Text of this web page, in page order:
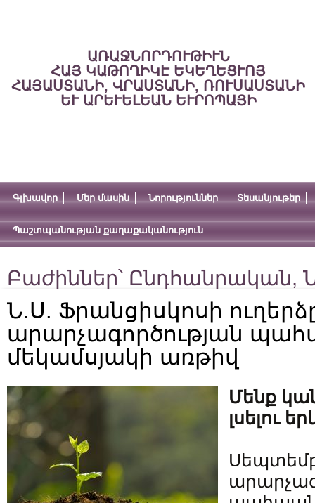
ԱՌԱՋՆՈՐԴՈՒԹԻՒՆ
ՀԱՅ ԿԱԹՈՂԻԿԷ ԵԿԵՂԵՑՒՈՅ
ՀԱՅԱՍՏԱՆԻ, ՎՐԱՍՏԱՆԻ, ՌՈՒՍԱՍՏԱՆԻ
ԵՒ ԱՐԵՒԵԼԵԱՆ ԵՒՐՈՊԱՅԻ
Գլխավոր Մեր մասին Նորություններ Տեսանյութեր
Պաշտպանության քաղաքականություն
Բաժիններ՝ Ընդհանրական,
Ն.Ս. Ֆրանցիսկոսի
արարչագործության
մեկամսյակի առթիվ
Մենք
լսելու